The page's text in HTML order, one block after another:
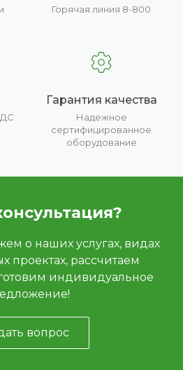
Горячая линия 8-800
Гарантия качества
Надежное
сертифицированное
оборудование
о наших услугах, видах
проектах, рассчитаем
индивидуальное
вопрос